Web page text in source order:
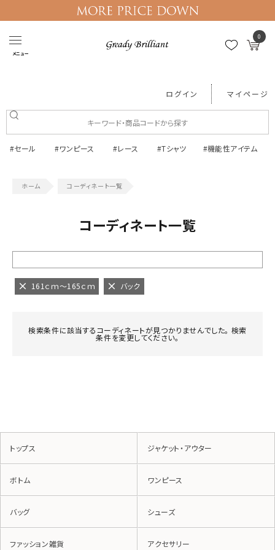
メニュー
0
ログイン マイページ
#セール #ワンピース #レース #Tシャツ #機能性アイテム
コーディネート一覧
コーディネート一覧
161ｃｍ～165ｃｍ バック
検索条件に該当するコーディネートが見つかりませんでした。 検索
条件を変更してください。
トップス ジャケット・アウター
ボトム ワンピース
バッグ シューズ
ファッション雑貨 アクセサリー